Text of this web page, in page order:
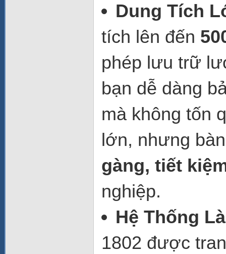
Dung Tích
tích lên đến
phép lưu trữ
bạn dễ dàng
mà không tốn
lớn, nhưng
gàng, tiết
nghiệp.
Hệ Thống
1802 được